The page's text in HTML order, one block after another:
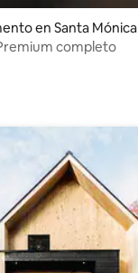
en Santa Mónica
completo